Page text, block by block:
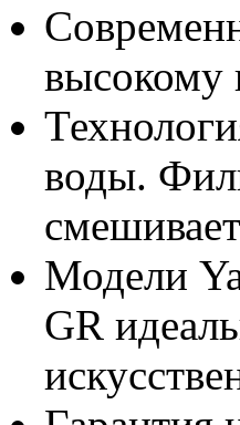
высокому
воды.
Модели
GR